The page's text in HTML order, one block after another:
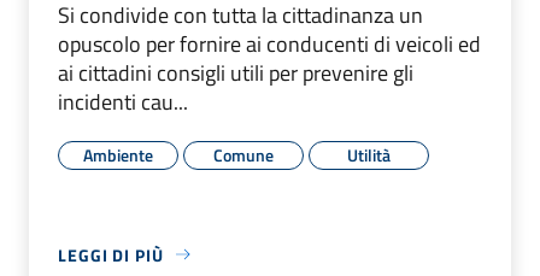
Si condivide con tutta la cittadinanza un
opuscolo per fornire ai conducenti di veicoli ed
ai cittadini consigli utili per prevenire gli
incidenti cau...
Ambiente Comune Utilità
LEGGI DI PIÙ